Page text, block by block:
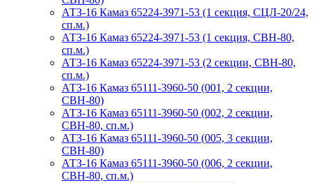
АТЗ-16 Камаз 65224-3971-53 (1 секция, СЦЛ-20/24,
сп.м.)
АТЗ-16 Камаз 65224-3971-53 (1 секция, СВН-80,
сп.м.)
АТЗ-16 Камаз 65224-3971-53 (2 секции, СВН-80,
сп.м.)
АТЗ-16 Камаз 65111-3960-50 (001, 2 секции,
СВН-80)
АТЗ-16 Камаз 65111-3960-50 (002, 2 секции,
СВН-80, сп.м.)
АТЗ-16 Камаз 65111-3960-50 (005, 3 секции,
СВН-80)
АТЗ-16 Камаз 65111-3960-50 (006, 2 секции,
СВН-80, сп.м.)